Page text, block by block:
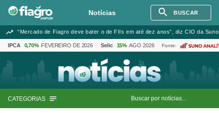
Notícias BUSCAR
“Mercado de Fiagro deve bater o de FIIs em até dez anos”, diz CIO da
IPCA 0,70% FEVEREIRO DE 2026 Selic 15% AGO 2026 Fonte:
CATEGORIAS